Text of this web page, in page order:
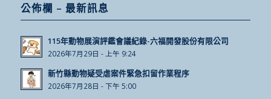
公佈欄 – 最新訊息
115年動物展演評鑑會議紀錄-六福開發股份有限公司
2026年7月29日 - 上午 9:24
新竹縣動物疑受虐案件緊急扣留作業程序
2026年7月28日 - 下午 5:00